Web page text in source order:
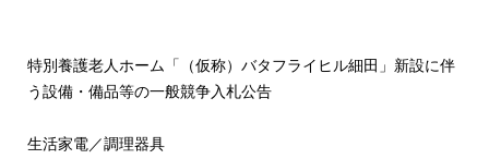
特別養護老人ホーム「（仮称）バタフライヒル細田」新設に伴
う設備・備品等の一般競争入札公告
生活家電／調理器具